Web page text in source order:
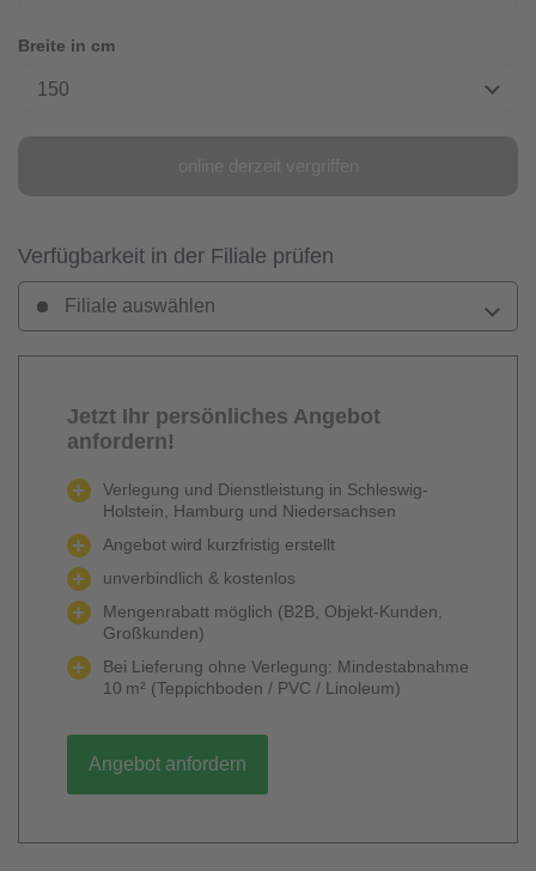
Breite in cm
150
Verfügbarkeit in der Filiale prüfen
Filiale auswählen
Jetzt Ihr persönliches Angebot
anfordern!
Verlegung und Dienstleistung in Schleswig-
Holstein, Hamburg und Niedersachsen
Angebot wird kurzfristig erstellt
unverbindlich & kostenlos
Mengenrabatt möglich (B2B, Objekt-Kunden,
Großkunden)
Bei Lieferung ohne Verlegung: Mindestabnahme
10 m² (Teppichboden / PVC / Linoleum)
Angebot anfordern